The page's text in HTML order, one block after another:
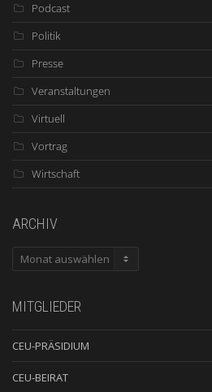
Podcast
Politik
Presse
Veranstaltungen
Virtuell
Vortrag
Wirtschaft
ARCHIV
ARCHIV
MITGLIEDER
CEU-PRÄSIDIUM
CEU-BEIRAT